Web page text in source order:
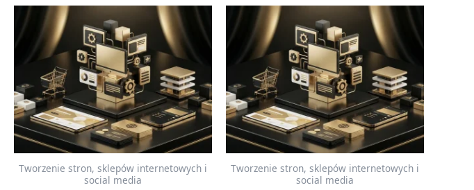
Tworzenie stron, sklepów internetowych i
social media
Tworzenie stron, sklepów internetowych i
social media